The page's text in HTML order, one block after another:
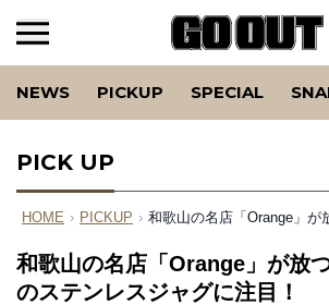
NEWS PICKUP SPECIAL
PICK UP
HOME › PICKUP › 和歌山の名店「Orange」が
和歌山の名店「Orange」が放
のステンレスジャグに注目！